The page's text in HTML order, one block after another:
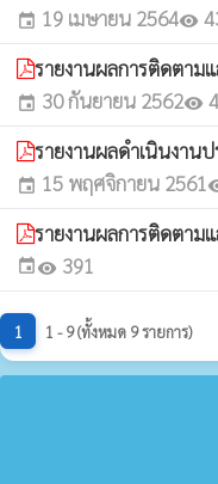
event 19 เมษายน 2564visibility
รายงานผลการติดตา
event 30 กันยายน 2562visibility
รายงานผลดำเนินงาน
event 15 พฤศจิกายน 2561
รายงานผลการติดตา
eventvisibility 391
1 1 - 9 (ทั้งหมด 9 รายการ)